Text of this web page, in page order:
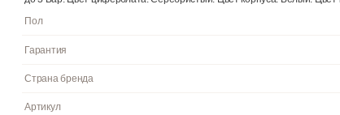
из нержавеющей стали. Прочное, устойчивое к
до 3 Бар. Цвет циферблата: Серебристый. Цвет корпуса: